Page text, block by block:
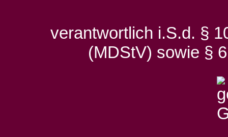
verantwortlich i.S.d. §
(MDStV) sowie §